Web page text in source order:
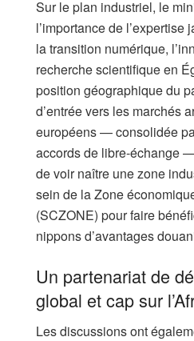
Sur le plan industriel, le
l’importance de
la transition numérique,
recherche scientifique en
position géographique du
d’entrée vers les marchés
européens — consolidée
accords de libre-échange
de voir naître une zone
sein de la Zone
(SCZONE) pour faire
nippons d’avantages
Un partenariat de
global et cap sur
Les discussions ont